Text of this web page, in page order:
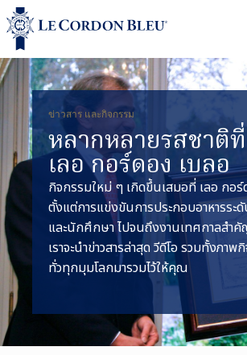
ข่าวสาร และกิจกรรม
หลากหลายรสชาติที่
เลอ กอร์ดอง เบลอ
กิจกรรมใหม่ ๆ เกิดขึ้นเสมอที่ เลอ กอร์
ตั้งแต่การแข่งขันการประกอบอาหารระ
และนักศึกษา ไปจนถึงงานเทศกาลสำ
เราจะนำข่าวสารล่าสุด วีดีโอ รวมทั้งภาพ
ทั่วทุกมุมโลกมารวมไว้ให้คุณ